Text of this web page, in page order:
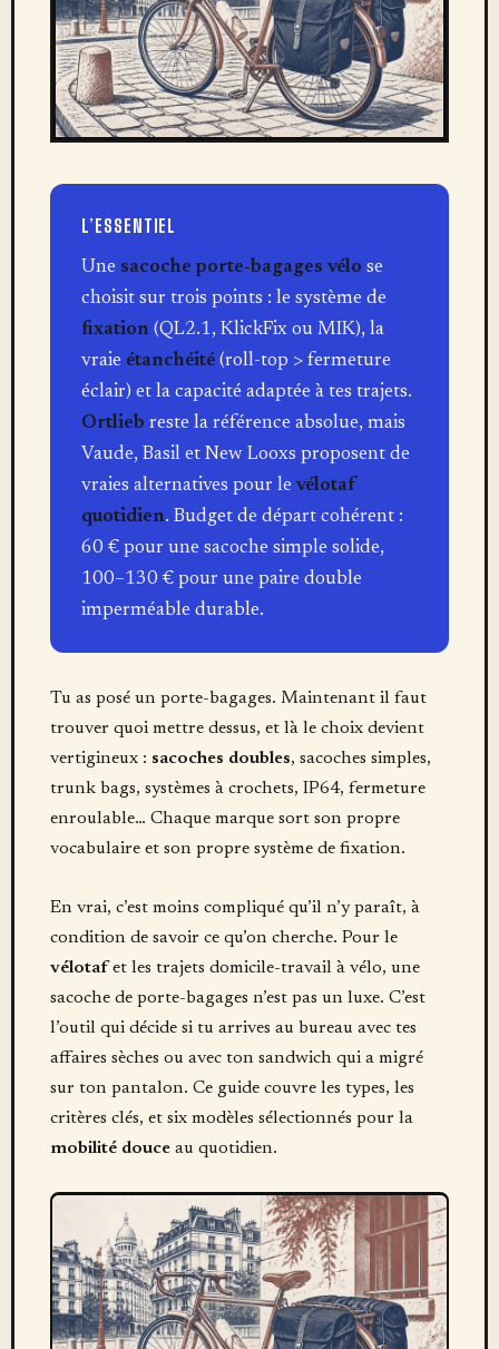
L’ESSENTIEL
Une sacoche porte-bagages vélo se
choisit sur trois points : le système de
fixation(QL2.1, KlickFix ou MIK), la
vraie étanchéité(roll-top > fermeture
éclair) et la capacité adaptée à tes trajets.
Ortlieb reste la référence absolue, mais
Vaude, Basil et New Looxs proposent de
vraies alternatives pour le vélotaf
quotidien. Budget de départ cohérent :
60 € pour une sacoche simple solide,
100–130 € pour une paire double
imperméable durable.
Tu as posé un porte-bagages. Maintenant il faut
trouver quoi mettre dessus, et là le choix devient
vertigineux : sacoches doubles, sacoches simples,
trunk bags, systèmes à crochets, IP64, fermeture
enroulable… Chaque marque sort son propre
vocabulaire et son propre système de fixation.
En vrai, c’est moins compliqué qu’il n’y paraît, à
condition de savoir ce qu’on cherche. Pour le
vélotafet les trajets domicile-travail à vélo, une
sacoche de porte-bagages n’est pas un luxe. C’est
l’outil qui décide si tu arrives au bureau avec tes
affaires sèches ou avec ton sandwich qui a migré
sur ton pantalon. Ce guide couvre les types, les
critères clés, et six modèles sélectionnés pour la
mobilité douceau quotidien.